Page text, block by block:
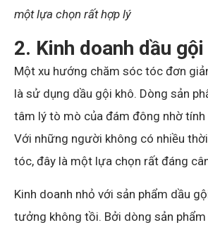
một lựa chọn rất hợp lý
2. Kinh doanh dầu
Một xu hướng chăm sóc tóc đơn
là sử dụng dầu gội khô. Dòng sản
tâm lý tò mò của đám đông nhờ tính
Với những người không có nhiều
tóc, đây là một lựa chọn rất đáng
Kinh doanh nhỏ với sản phẩm dầu
tưởng không tồi. Bởi dòng sản